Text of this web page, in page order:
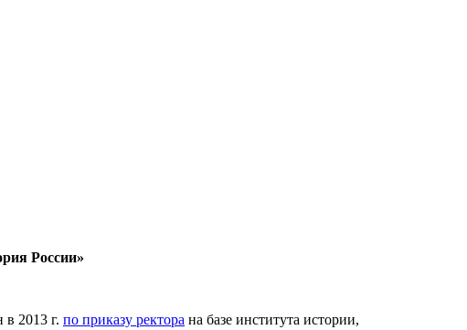
России»
2013 г. по приказу ректора на базе института истории,